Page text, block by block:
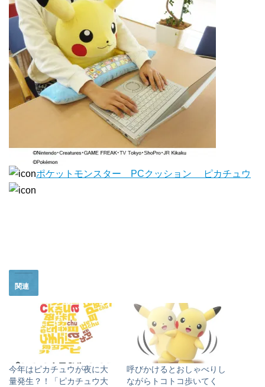
ポケットモンスター PCクッション ピカチュウ
関連
今年はピカチュウが夜に大
量発生？！「ピカチュウ大
呼びかけるとおしゃべりし
ながらトコトコ歩いてく